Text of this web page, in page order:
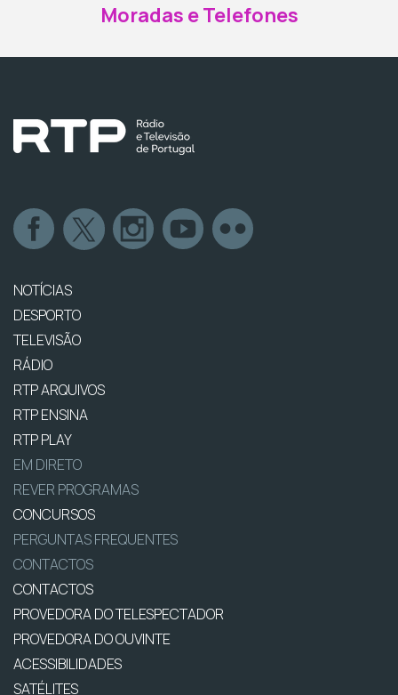
Moradas e Telefones
NOTÍCIAS
DESPORTO
TELEVISÃO
RÁDIO
RTP ARQUIVOS
RTP ENSINA
RTP PLAY
EM DIRETO
REVER PROGRAMAS
CONCURSOS
PERGUNTAS FREQUENTES
CONTACTOS
CONTACTOS
PROVEDORA DO TELESPECTADOR
PROVEDORA DO OUVINTE
ACESSIBILIDADES
SATÉLITES